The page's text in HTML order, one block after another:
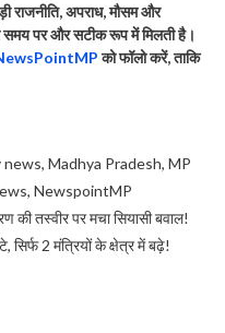
राजनीति, अपराध, मौसम और
समय पर और सटीक रूप में मिलती है।
को फॉलो करें, ताकि
news,Madhya Pradesh,MP
, NewspointMP
की तस्वीर पर मचा सियासी बवाल!
सिर्फ 2 मंत्रियों के क्षेत्र में बढ़े!